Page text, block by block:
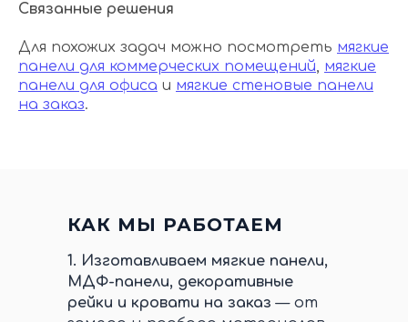
Связанные решения
Для похожих задач можно посмотреть мягкие
панели для коммерческих помещений, мягкие
панели для офиса и мягкие стеновые панели
на заказ.
КАК МЫ РАБОТАЕМ
1. Изготавливаем мягкие панели,
МДФ-панели, декоративные
рейки и кровати на заказ — от